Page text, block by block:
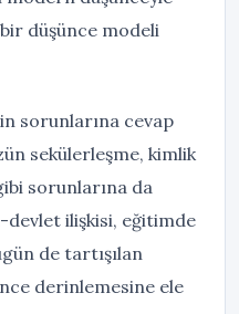
düşünce modeli
sorunlarına cevap
sekülerleşme, kimlik
sorunlarına da
ilişkisi, eğitimde
de tartışılan
derinlemesine ele